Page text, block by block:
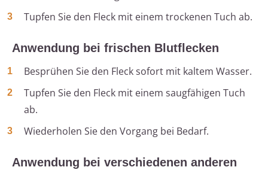
Tupfen Sie den Fleck mit einem trockenen Tuch ab.
Anwendung bei frischen Blutflecken
Besprühen Sie den Fleck sofort mit kaltem Wasser.
Tupfen Sie den Fleck mit einem saugfähigen Tuch
ab.
Wiederholen Sie den Vorgang bei Bedarf.
Anwendung bei verschiedenen anderen